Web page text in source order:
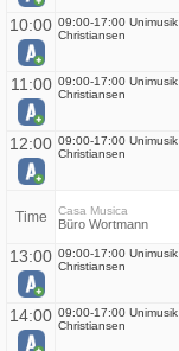
10:00 09:00-17:00 Unimusik
Christiansen
11:00 09:00-17:00 Unimusik
Christiansen
12:00 09:00-17:00 Unimusik
Christiansen
Time Casa Musica
Büro Wortmann
13:00 09:00-17:00 Unimusik
Christiansen
14:00 09:00-17:00 Unimusik
Christiansen